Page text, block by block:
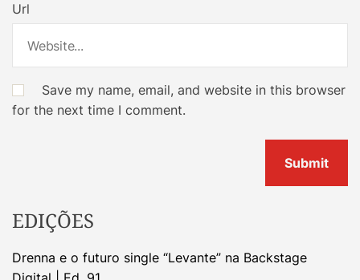
Url
Save my name, email, and website in this browser
for the next time I comment.
EDIÇÕES
Drenna e o futuro single “Levante” na Backstage